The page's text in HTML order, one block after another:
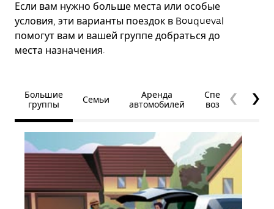
Если вам нужно больше места или особые
условия, эти варианты поездок в Bouqueval
помогут вам и вашей группе добраться до
места назначения.
Большие
группы
Семьи
Аренда
автомобилей
Специальные
возможности